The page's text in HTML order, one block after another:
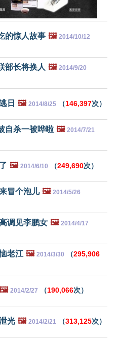
的惊人故事 🖼️ 2014/10/12
部长将换人 🖼️ 2014/9/20
日 🖼️ 2014/8/25 （146,397次）
自杀一被哗啦 🖼️ 2014/7/21
🖼️ 2014/6/10 （249,690次）
冒个泡儿 🖼️ 2014/5/26
调见李鹏女 🖼️ 2014/4/17
老江 🖼️ 2014/3/30 （295,906
🖼️ 2014/2/27 （190,066次）
光 🖼️ 2014/2/21 （313,125次）